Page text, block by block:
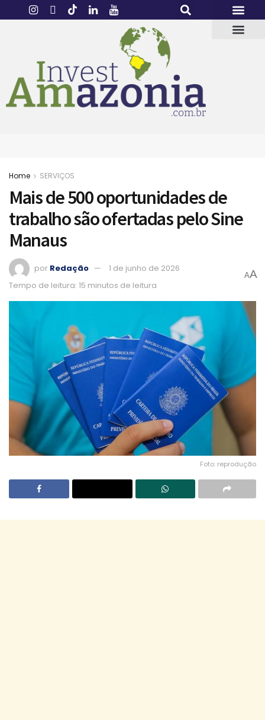
Home SERVIÇOS
Mais de 500 oportunidades de
trabalho são ofertadas pelo Sine
Manaus
por Redação
1 de junho de 2026
Tempo de leitura: 15 minutos de leitura
AA
Foto: reprodução